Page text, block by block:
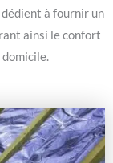
dédient à fournir un
ainsi le confort